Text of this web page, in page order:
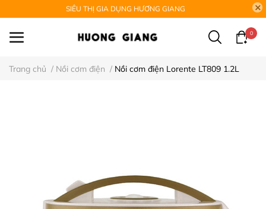
SIÊU THỊ GIA DỤNG HƯƠNG GIANG
0
Trang chủ / Nồi cơm điện / Nồi cơm điện Lorente LT809 1.2L